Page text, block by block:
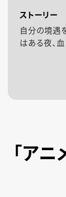
ストーリー
自分の境遇
はある夜、
「ア